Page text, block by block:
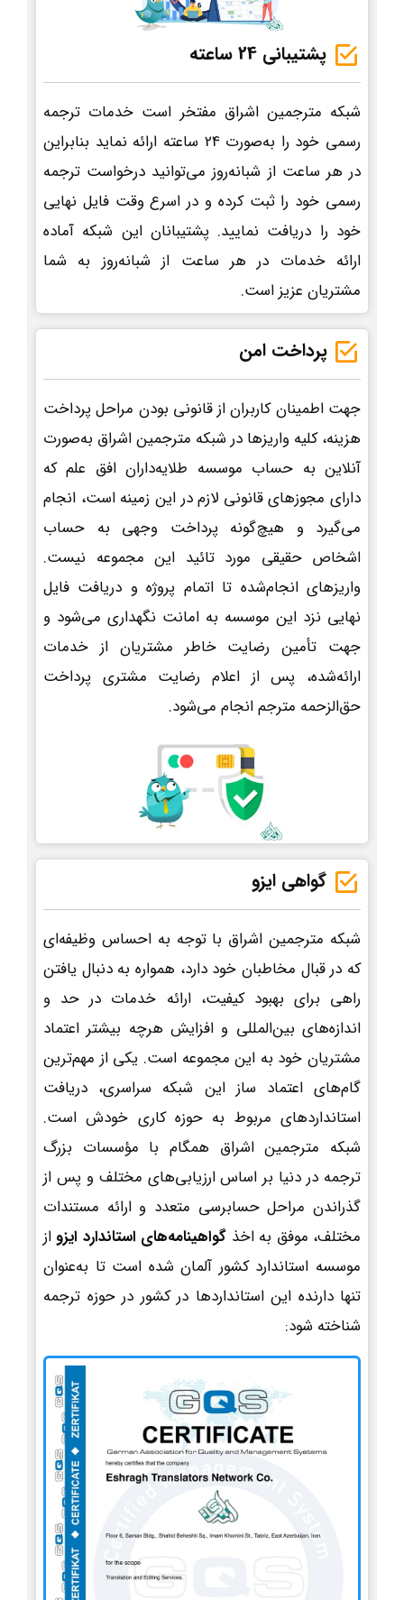
پشتیبانی 24 ساعته
شبکه مترجمین اشراق مفتخر است خدمات ترجمه
رسمی خود را به‌صورت 24 ساعته ارائه نماید بنابراین
در هر ساعت از شبانه‌روز می‌توانید درخواست ترجمه
رسمی خود را ثبت کرده و در اسرع وقت فایل نهایی
خود را دریافت نمایید. پشتیبانان این شبکه آماده
ارائه خدمات در هر ساعت از شبانه‌روز به شما
مشتریان عزیز است.
پرداخت امن
جهت اطمینان کاربران از قانونی بودن مراحل پرداخت
هزینه، کلیه واریزها در شبکه مترجمین اشراق به‌صورت
آنلاین به حساب موسسه طلایه‌داران افق علم که
دارای مجوزهای قانونی لازم در این زمینه است، انجام
می‌گیرد و هیچ‌گونه پرداخت وجهی به حساب
اشخاص حقیقی مورد تائید این مجموعه نیست.
واریزهای انجام‌شده تا اتمام پروژه و دریافت فایل
نهایی نزد این موسسه به امانت نگهداری می‌شود و
جهت تأمین رضایت خاطر مشتریان از خدمات
ارائه‌شده، پس از اعلام رضایت مشتری پرداخت
حق‌الزحمه مترجم انجام می‌شود.
گواهی ایزو
شبکه مترجمین اشراق با توجه به احساس وظیفه‌ای
که در قبال مخاطبان خود دارد، همواره به دنبال یافتن
راهی برای بهبود کیفیت، ارائه خدمات در حد و
اندازه‌های بین‌المللی و افزایش هرچه بیشتر اعتماد
مشتریان خود به این مجموعه است. یکی از مهم‌ترین
گام‌های اعتماد ساز این شبکه سراسری، دریافت
استانداردهای مربوط به حوزه کاری خودش است.
شبکه مترجمین اشراق همگام با مؤسسات بزرگ
ترجمه در دنیا بر اساس ارزیابی‌های مختلف و پس از
گذراندن مراحل حسابرسی متعدد و ارائه مستندات
مختلف، موفق به اخذ گواهینامه‌های استاندارد ایزو از
موسسه استاندارد کشور آلمان شده است تا به‌عنوان
تنها دارنده این استانداردها در کشور در حوزه ترجمه
شناخته شود: